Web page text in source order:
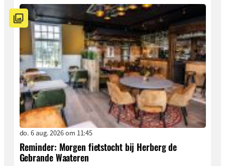
do. 6 aug. 2026 om 11:45
Reminder: Morgen fietstocht bij Herberg de
Gebrande Waateren